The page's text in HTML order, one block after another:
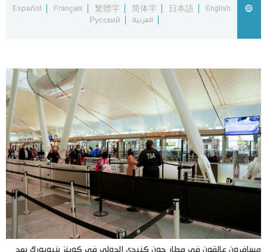
Русский
اليابان في فيديو
مانغا وأنيمي
علوم وتكنولوجيا
الأقسام
أشخاص
اللغة اليابانية تواصل معنا
English
日本語
简体字
繁體字
Français
Español
العربية
Русский
مسافرون عالقون في مطار جون كنيدي الدولي في كوينز بنيويورك بعد